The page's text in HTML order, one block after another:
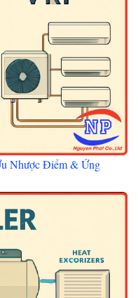
Nhược Điểm & Ứng